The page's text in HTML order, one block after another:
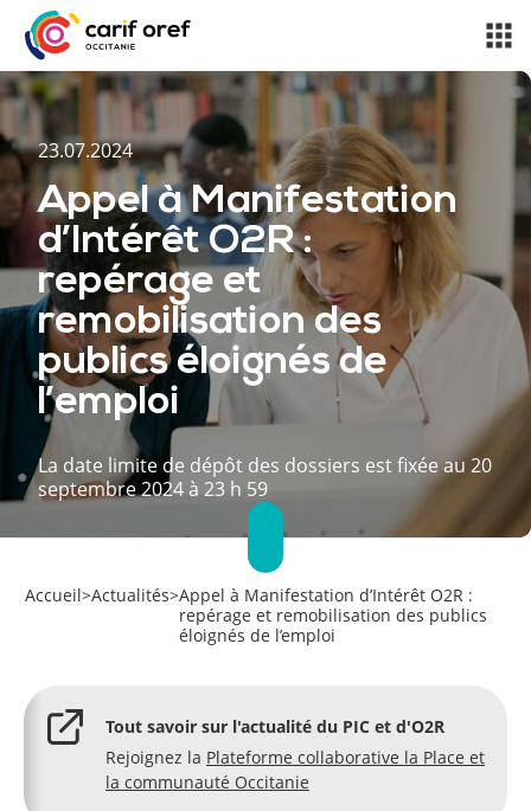
23.07.2024
Appel à Manifestation
d’Intérêt O2R :
repérage et
remobilisation des
publics éloignés de
l’emploi
La date limite de dépôt des dossiers est fixée au 20
septembre 2024 à 23 h 59
Accueil>Actualités>Appel à Manifestation d’Intérêt O2R :
repérage et remobilisation des publics
éloignés de l’emploi
Tout savoir sur l'actualité du PIC et d'O2R
Rejoignez la Plateforme collaborative la Place et
la communauté Occitanie